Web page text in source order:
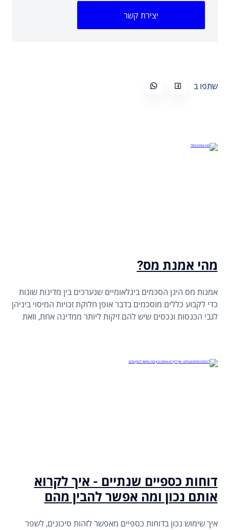
יצירת קשר
שתפו ב
מהי אמנת מס?
אמנות מס הינן הסכמים בינלאומיים שנערכים בין מדינות שונות
כדי לקבוע כללים מוסכמים בדבר אופן חלוקת זכויות המיסוי ביניהן
לגבי הכנסות ונכסים שיש להם זיקות ליותר ממדינה אחת, וזאת
דוחות כספיים שנתיים - איך לקרוא
אותם נכון ומה אפשר להבין מהם
איך שימוש נכון בדוחות כספיים מאפשר לזהות סיכונים, לשפר